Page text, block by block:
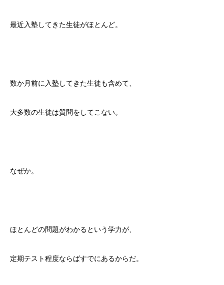
最近入塾してきた生徒がほとんど。
数か月前に入塾してきた生徒も含めて、
大多数の生徒は質問をしてこない。
なぜか。
ほとんどの問題がわかるという学力が、
定期テスト程度ならばすでにあるからだ。